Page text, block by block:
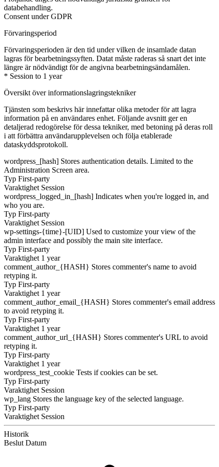
databehandling.
Consent under GDPR
Förvaringsperiod
Förvaringsperioden är den tid under vilken de insamlade datan
lagras för bearbetningssyften. Datat måste raderas så snart det inte
längre är nödvändigt för de angivna bearbetningsändamålen.
* Session to 1 year
Översikt över informationslagringstekniker
Tjänsten som beskrivs här innefattar olika metoder för att lagra
information på en användares enhet. Följande avsnitt ger en
detaljerad redogörelse för dessa tekniker, med betoning på deras roll
i att förbättra användarupplevelsen och följa etablerade
dataskyddsprotokoll.
wordpress_[hash] Stores authentication details. Limited to the
Administration Screen area.
Typ First-party
Varaktighet Session
wordpress_logged_in_[hash] Indicates when you're logged in, and
who you are.
Typ First-party
Varaktighet Session
wp-settings-{time}-[UID] Used to customize your view of the
admin interface and possibly the main site interface.
Typ First-party
Varaktighet 1 year
comment_author_{HASH} Stores commenter's name to avoid
retyping it.
Typ First-party
Varaktighet 1 year
comment_author_email_{HASH} Stores commenter's email address
to avoid retyping it.
Typ First-party
Varaktighet 1 year
comment_author_url_{HASH} Stores commenter's URL to avoid
retyping it.
Typ First-party
Varaktighet 1 year
wordpress_test_cookie Tests if cookies can be set.
Typ First-party
Varaktighet Session
wp_lang Stores the language key of the selected language.
Typ First-party
Varaktighet Session
Historik
Beslut Datum